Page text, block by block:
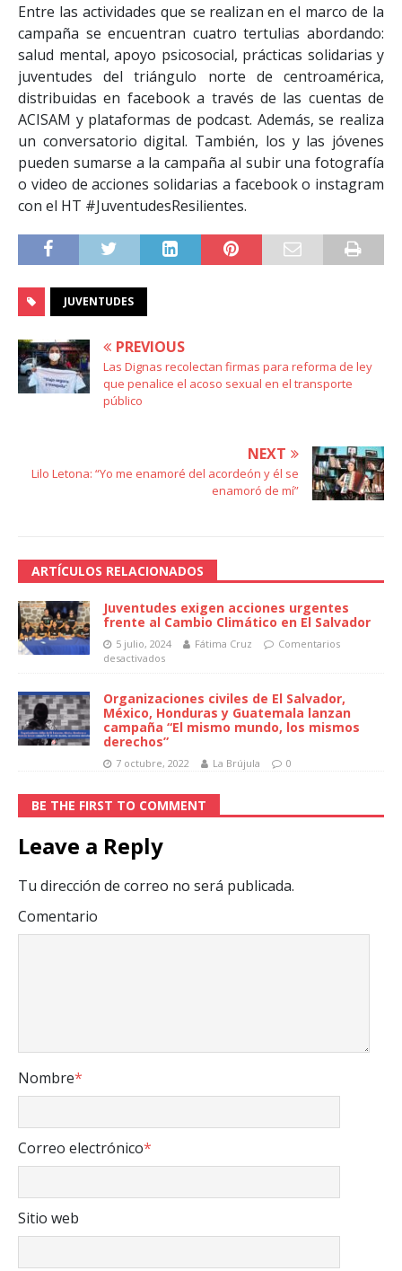
Entre las actividades que se realizan en el marco de la
campaña se encuentran cuatro tertulias abordando:
salud mental, apoyo psicosocial, prácticas solidarias y
juventudes del triángulo norte de centroamérica,
distribuidas en facebook a través de las cuentas de
ACISAM y plataformas de podcast. Además, se realiza
un conversatorio digital. También, los y las jóvenes
pueden sumarse a la campaña al subir una fotografía
o video de acciones solidarias a facebook o instagram
con el HT #JuventudesResilientes.
JUVENTUDES
PREVIOUS
Las Dignas recolectan firmas para reforma de ley
que penalice el acoso sexual en el transporte
público
NEXT
Lilo Letona: “Yo me enamoré del acordeón y él se
enamoró de mí”
ARTÍCULOS RELACIONADOS
Juventudes exigen acciones urgentes
frente al Cambio Climático en El Salvador
5 julio, 2024 Fátima Cruz
Comentarios
desactivados
Organizaciones civiles de El Salvador,
México, Honduras y Guatemala lanzan
campaña “El mismo mundo, los mismos
derechos”
7 octubre, 2022 La Brújula 0
BE THE FIRST TO COMMENT
Leave a Reply
Tu dirección de correo no será publicada.
Comentario
Nombre*
Correo electrónico*
Sitio web